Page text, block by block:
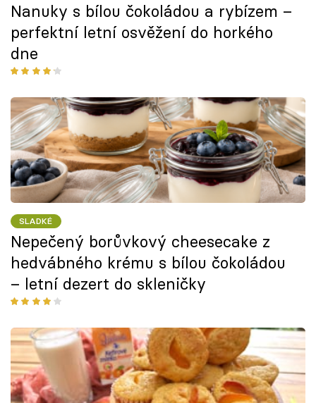
Nanuky s bílou čokoládou a rybízem –
perfektní letní osvěžení do horkého
dne
SLADKÉ
Nepečený borůvkový cheesecake z
hedvábného krému s bílou čokoládou
– letní dezert do skleničky